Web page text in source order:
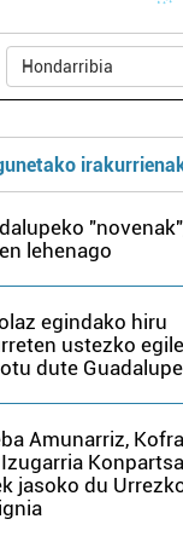
propioak eta
asmoz, cookie
hau onartuz gero,
esplizitua ematen
Hondarribia
lehenago
egindako hiru
ustezko
dute
Amunarriz,
jasoko du